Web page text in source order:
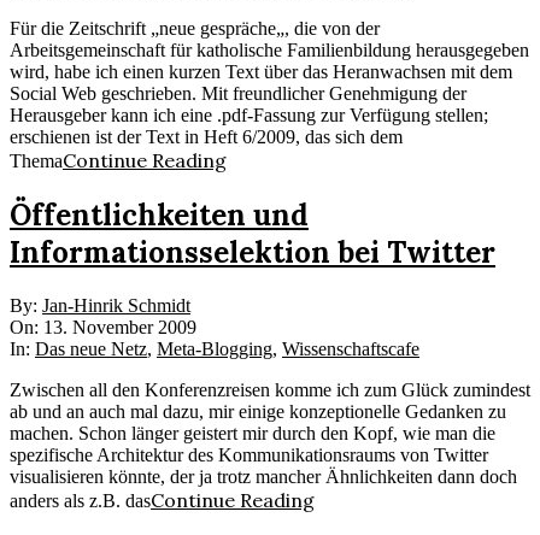
Für die Zeitschrift „neue gespräche„, die von der
Arbeitsgemeinschaft für katholische Familienbildung herausgegeben
wird, habe ich einen kurzen Text über das Heranwachsen mit dem
Social Web geschrieben. Mit freundlicher Genehmigung der
Herausgeber kann ich eine .pdf-Fassung zur Verfügung stellen;
erschienen ist der Text in Heft 6/2009, das sich dem
ThemaContinue Reading
Öffentlichkeiten und
Informationsselektion bei Twitter
2009-
11-
13
By: Jan-Hinrik Schmidt
On: 13. November 2009
In: Das neue Netz, Meta-Blogging, Wissenschaftscafe
Zwischen all den Konferenzreisen komme ich zum Glück zumindest
ab und an auch mal dazu, mir einige konzeptionelle Gedanken zu
machen. Schon länger geistert mir durch den Kopf, wie man die
spezifische Architektur des Kommunikationsraums von Twitter
visualisieren könnte, der ja trotz mancher Ähnlichkeiten dann doch
anders als z.B. dasContinue Reading